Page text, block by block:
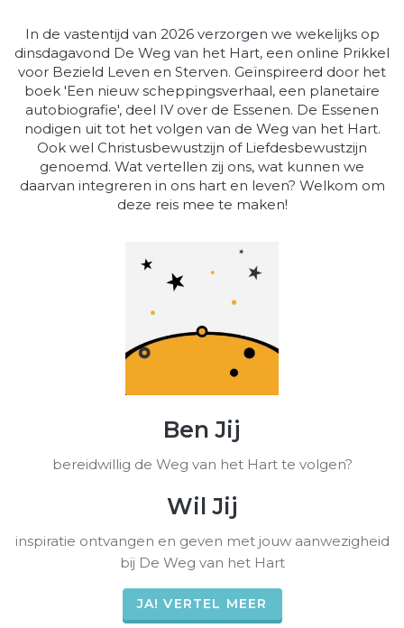
In de vastentijd van 2026 verzorgen we wekelijks op
dinsdagavond De Weg van het Hart, een online Prikkel
voor Bezield Leven en Sterven. Geïnspireerd door het
boek 'Een nieuw scheppingsverhaal, een planetaire
autobiografie', deel IV over de Essenen. De Essenen
nodigen uit tot het volgen van de Weg van het Hart.
Ook wel Christusbewustzijn of Liefdesbewustzijn
genoemd. Wat vertellen zij ons, wat kunnen we
daarvan integreren in ons hart en leven? Welkom om
deze reis mee te maken!
Ben Jij
bereidwillig de Weg van het Hart te volgen?
Wil Jij
inspiratie ontvangen en geven met jouw aanwezigheid
bij De Weg van het Hart
JA! VERTEL MEER